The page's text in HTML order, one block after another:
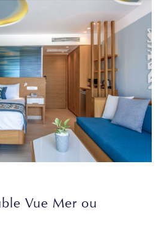
and to analyse our traffic.
about your use of our site with
and analytics partners who
information that you’ve
they’ve collected from your use
Vue Mer ou